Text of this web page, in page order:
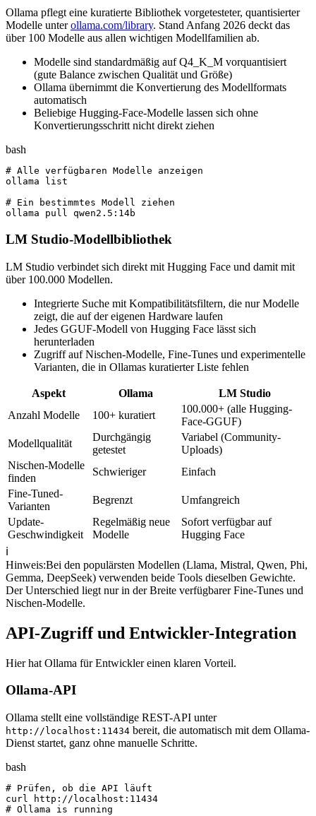
Ollama pflegt eine kuratierte Bibliothek vorgetesteter, quantisierter
Modelle unterollama.com/library. Stand Anfang 2026 deckt das
über 100 Modelle aus allen wichtigen Modellfamilien ab.
Modelle sind standardmäßig auf Q4_K_M vorquantisiert
(gute Balance zwischen Qualität und Größe)
Ollama übernimmt die Konvertierung des Modellformats
automatisch
Beliebige Hugging-Face-Modelle lassen sich ohne
Konvertierungsschritt nicht direkt ziehen
bash
# Alle verfügbaren Modelle anzeigen
ollama list
# Ein bestimmtes Modell ziehen
ollama pull qwen2.5:14b
LM Studio-Modellbibliothek
LM Studio verbindet sich direkt mit Hugging Face und damit mit
über 100.000 Modellen.
Integrierte Suche mit Kompatibilitätsfiltern, die nur Modelle
zeigt, die auf der eigenen Hardware laufen
Jedes GGUF-Modell von Hugging Face lässt sich
herunterladen
Zugriff auf Nischen-Modelle, Fine-Tunes und experimentelle
Varianten, die in Ollamas kuratierter Liste fehlen
Aspekt Ollama
LM Studio
Anzahl Modelle
100+ kuratiert
100.000+ (alle Hugging-
Face-GGUF)
Modellqualität
Durchgängig
getestet
Variabel (Community-
Uploads)
Nischen-Modelle
finden
Schwieriger
Einfach
Fine-Tuned-
Varianten
Begrenzt
Umfangreich
Update-
Geschwindigkeit
Regelmäßig neue
Modelle
Sofort verfügbar auf
Hugging Face
ℹ️
Hinweis:Bei den populärsten Modellen (Llama, Mistral, Qwen, Phi,
Gemma, DeepSeek) verwenden beide Tools dieselben Gewichte.
Der Unterschied liegt nur in der Breite verfügbarer Fine-Tunes und
Nischen-Modelle.
API-Zugriff und Entwickler-Integration
Hier hat Ollama für Entwickler einen klaren Vorteil.
Ollama-API
Ollama stellt eine vollständige REST-API unter
http://localhost:11434 bereit, die automatisch mit dem Ollama-
Dienst startet, ganz ohne manuelle Schritte.
bash
# Prüfen, ob die API läuft
curl http://localhost:11434
# Ollama is running